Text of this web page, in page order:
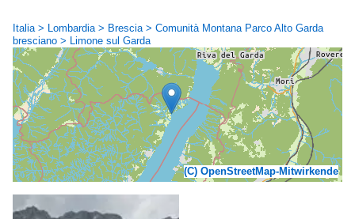
Italia > Lombardia > Brescia > Comunità Montana Parco Alto Garda
bresciano > Limone sul Garda
(C) OpenStreetMap-Mitwirkende